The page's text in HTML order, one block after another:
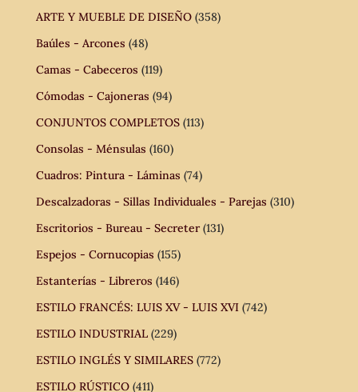
ARTE Y MUEBLE DE DISEÑO (358)
Baúles - Arcones (48)
Camas - Cabeceros (119)
Cómodas - Cajoneras (94)
CONJUNTOS COMPLETOS (113)
Consolas - Ménsulas (160)
Cuadros: Pintura - Láminas (74)
Descalzadoras - Sillas Individuales - Parejas (310)
Escritorios - Bureau - Secreter (131)
Espejos - Cornucopias (155)
Estanterías - Libreros (146)
ESTILO FRANCÉS: LUIS XV - LUIS XVI (742)
ESTILO INDUSTRIAL (229)
ESTILO INGLÉS Y SIMILARES (772)
ESTILO RÚSTICO (411)